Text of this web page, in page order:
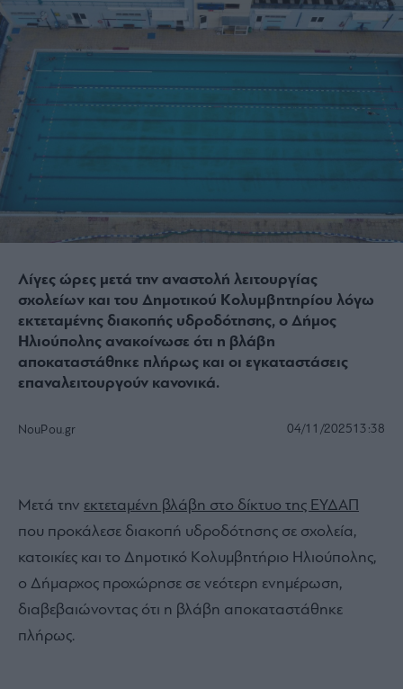
Λίγες ώρες μετά την αναστολή λειτουργίας
σχολείων και του Δημοτικού Κολυμβητηρίου λόγω
εκτεταμένης διακοπής υδροδότησης, ο Δήμος
Ηλιούπολης ανακοίνωσε ότι η βλάβη
αποκαταστάθηκε πλήρως και οι εγκαταστάσεις
επαναλειτουργούν κανονικά.
NouPou.gr 04/11/202513:38
Μετά την εκτεταμένη βλάβη στο δίκτυο της ΕΥΔΑΠ
που προκάλεσε διακοπή υδροδότησης σε σχολεία,
κατοικίες και το Δημοτικό Κολυμβητήριο Ηλιούπολης,
ο Δήμαρχος προχώρησε σε νεότερη ενημέρωση,
διαβεβαιώνοντας ότι η βλάβη αποκαταστάθηκε
πλήρως.